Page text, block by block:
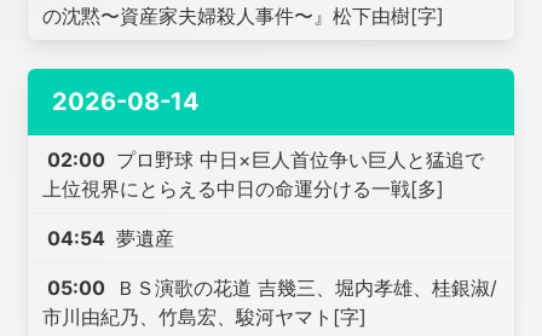
の沈黙〜資産家夫婦殺人事件〜』松下由樹[字]
2026-08-14
02:00 プロ野球 中日×巨人首位争い巨人と猛追で
上位視界にとらえる中日の命運分ける一戦[多]
04:54 夢遺産
05:00
ＢＳ演歌の花道 吉幾三、堀内孝雄、桂銀淑/
市川由紀乃、竹島宏、駿河ヤマト[字]